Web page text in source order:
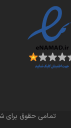
تمامی حقوق برای